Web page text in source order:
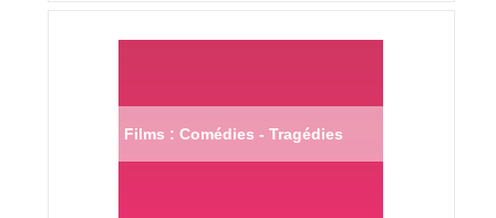
Films : Comédies - Tragédies